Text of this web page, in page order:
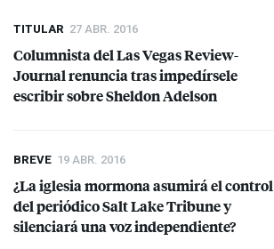
TITULAR 27 ABR. 2016
Columnista del Las Vegas Review-
Journal renuncia tras impedírsele
escribir sobre Sheldon Adelson
BREVE 19 ABR. 2016
¿La iglesia mormona asumirá el control
del periódico Salt Lake Tribune y
silenciará una voz independiente?